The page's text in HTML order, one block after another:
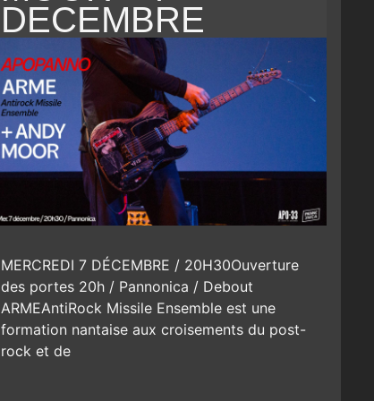
DECEMBRE
MERCREDI 7 DÉCEMBRE / 20H30Ouverture
des portes 20h / Pannonica / Debout
ARMEAntiRock Missile Ensemble est une
formation nantaise aux croisements du post-
rock et de